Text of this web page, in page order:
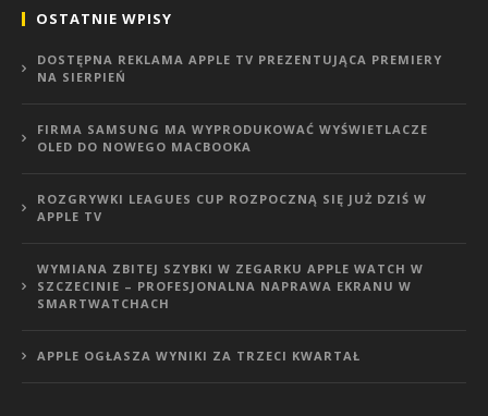
OSTATNIE WPISY
DOSTĘPNA REKLAMA APPLE TV PREZENTUJĄCA PREMIERY
NA SIERPIEŃ
FIRMA SAMSUNG MA WYPRODUKOWAĆ WYŚWIETLACZE
OLED DO NOWEGO MACBOOKA
ROZGRYWKI LEAGUES CUP ROZPOCZNĄ SIĘ JUŻ DZIŚ W
APPLE TV
WYMIANA ZBITEJ SZYBKI W ZEGARKU APPLE WATCH W
SZCZECINIE – PROFESJONALNA NAPRAWA EKRANU W
SMARTWATCHACH
APPLE OGŁASZA WYNIKI ZA TRZECI KWARTAŁ